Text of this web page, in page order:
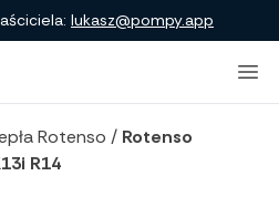
lukasz@pompy.app
Rotenso / Rotenso
R14